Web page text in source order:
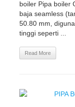
boiler Pipa boiler
baja seamless
50.80 mm,
tinggi seperti ...
Read More